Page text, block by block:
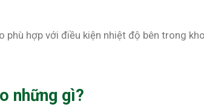
hợp với điều kiện nhiệt độ bên trong
những gì?